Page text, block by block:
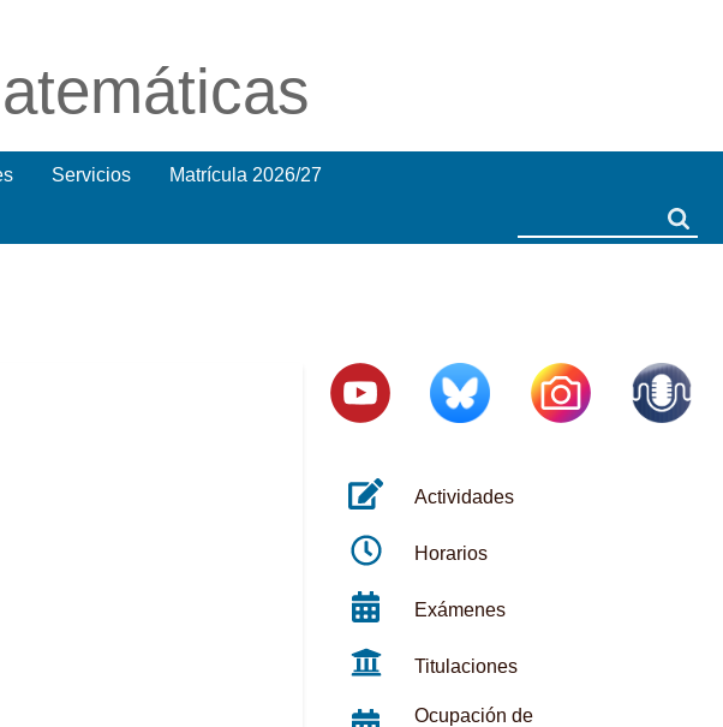
Servicios Matrícula 2026/27
Actividades
Horarios
Exámenes
Titulaciones
Ocupación de